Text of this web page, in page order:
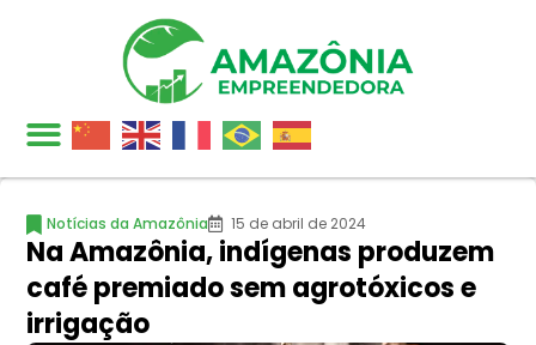
Notícias da Amazônia 15 de abril de 2024
Na Amazônia, indígenas produzem
café premiado sem agrotóxicos e
irrigação